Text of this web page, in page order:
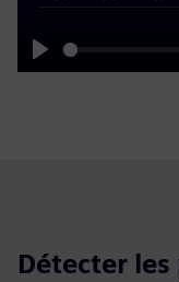
Play
Détecter